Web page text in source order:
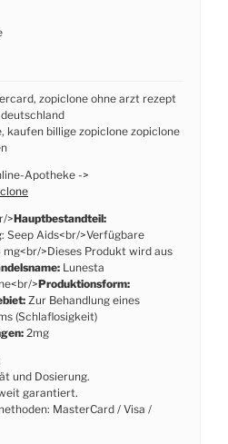
zopiclone ohne arzt rezept
kaufen billige zopiclone zopiclone
Apotheke ->
>Hauptbestandteil:
Seep Aids<br/>Verfügbare
mg<br/>Dieses Produkt wird aus
Lunesta
>Produktionsform:
Zur Behandlung eines
(Schlaflosigkeit)
2mg
und Dosierung.
garantiert.
MasterCard / Visa /